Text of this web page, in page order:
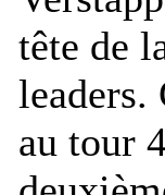
tête de
leaders.
au tour